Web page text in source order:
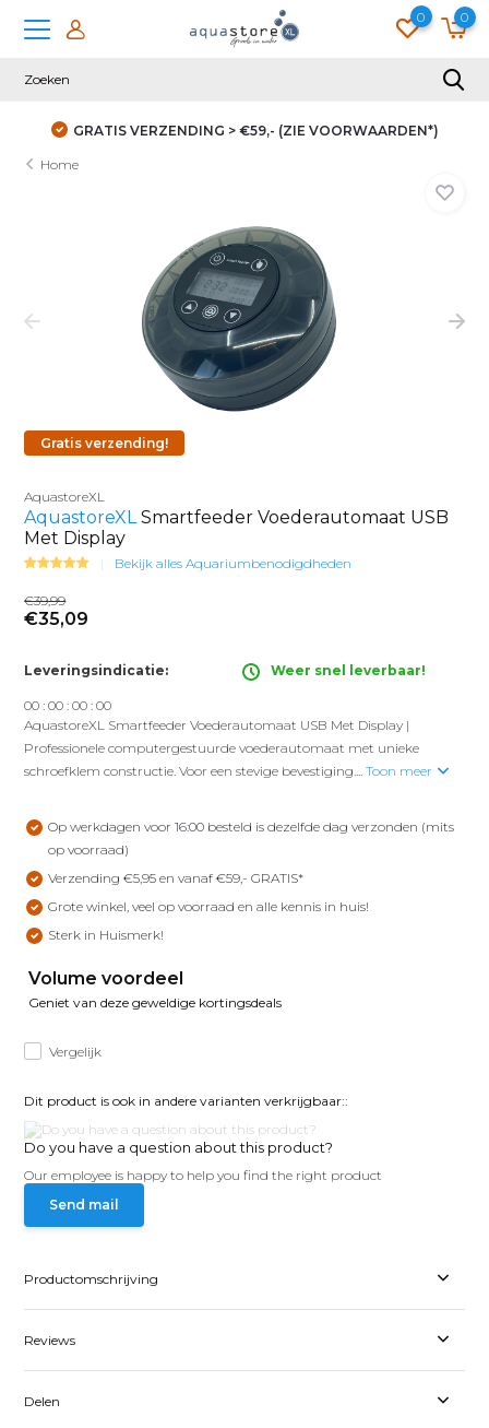
0 0
DUIZENDEN KLANTEN GINGEN JE VOOR
Home
Gratis verzending!
AquastoreXL
AquastoreXLSmartfeeder Voederautomaat USB
Met Display
Bekijk alles Aquariumbenodigdheden
€39,99
€35,09
Leveringsindicatie: Weer snel leverbaar!
00 :00 :00 :00
AquastoreXL Smartfeeder Voederautomaat USB Met Display |
Professionele computergestuurde voederautomaat met unieke
schroefklem constructie. Voor een stevige bevestiging....Toon meer
Op werkdagen voor 16:00 besteld is dezelfde dag verzonden (mits
op voorraad)
Verzending €5,95 en vanaf €59,- GRATIS*
Grote winkel, veel op voorraad en alle kennis in huis!
Sterk in Huismerk!
Volume voordeel
Geniet van deze geweldige kortingsdeals
Vergelijk
Dit product is ook in andere varianten verkrijgbaar::
Do you have a question about this product?
Our employee is happy to help you find the right product
Send mail
Productomschrijving
Reviews
Delen